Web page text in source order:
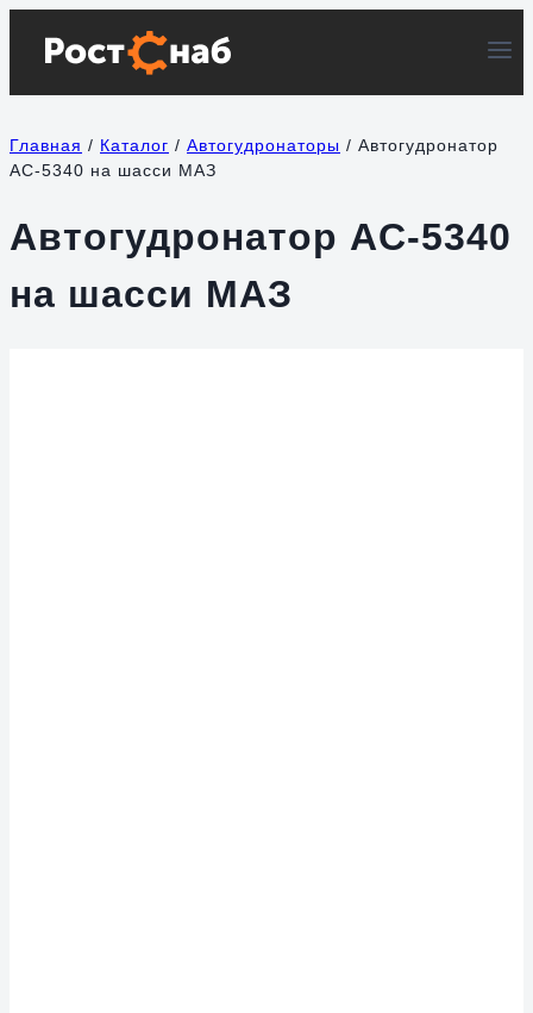
содержимому
Главная / Каталог / Автогудронаторы / Автогудронатор
AС-5340 на шасси МАЗ
Автогудронатор AС-5340
на шасси МАЗ